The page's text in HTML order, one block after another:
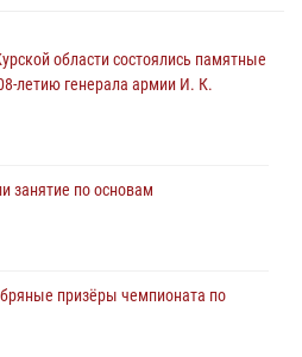
области состоялись памятные
летию генерала армии И. К.
занятие по основам
призёры чемпионата по